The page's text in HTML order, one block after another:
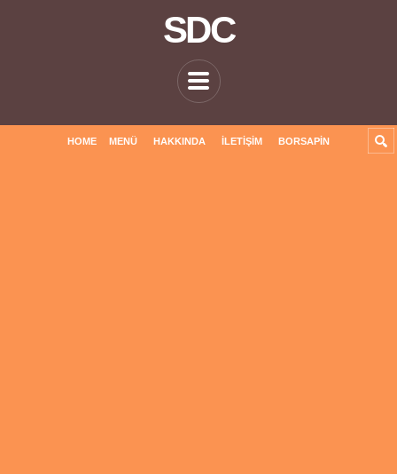
SDC
HOME MENÜ HAKKINDA İLETIŞIM BORSAPIN